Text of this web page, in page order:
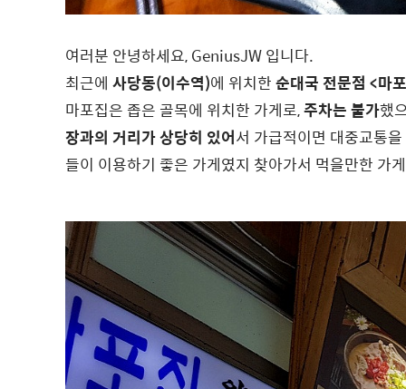
여러분 안녕하세요, GeniusJW 입니다.
최근에 사당동(이수역)에 위치한순대국 전문점 <마
마포집은 좁은 골목에 위치한 가게로,주차는 불가했
장과의 거리가 상당히 있어서 가급적이면 대중교통
들이 이용하기 좋은 가게였지 찾아가서 먹을만한 가